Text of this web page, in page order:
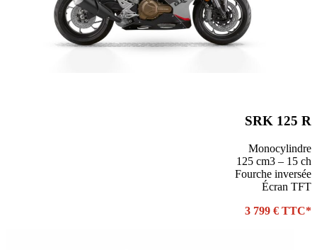
SRK 125 R
Monocylindre
125 cm3 – 15 ch
Fourche inversée
Écran TFT
3 799 € TTC*